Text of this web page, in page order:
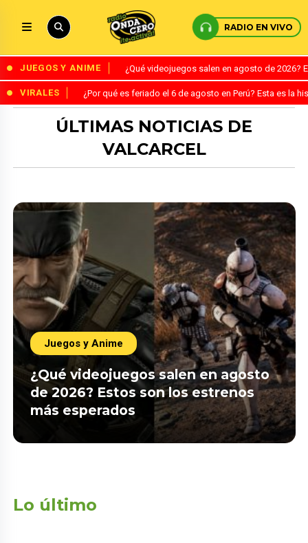
RADIO EN VIVO
JUEGOS Y ANIME ¿Qué videojuegos salen en agosto de
VIRALES ¿Por qué es feriado el 6 de agosto en Perú? Esta es la
ÚLTIMAS NOTICIAS DE
VALCARCEL
Juegos y Anime
¿Qué videojuegos salen en agosto
de 2026? Estos son los estrenos
más esperados
Lo último